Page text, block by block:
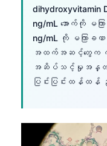
ng/mL အောက်ကို မက
ng/mL ကို မကြာခဏ
အထက်အဆင့်တွေက
အဆိပ်သင့်မှုအန္တ
ပြင်းပြင်းထန်ထ